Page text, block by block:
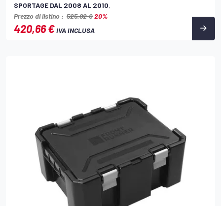
SPORTAGE DAL 2008 AL 2010,
Prezzo di listino : 525,82 €20%
420,66 €IVA INCLUSA